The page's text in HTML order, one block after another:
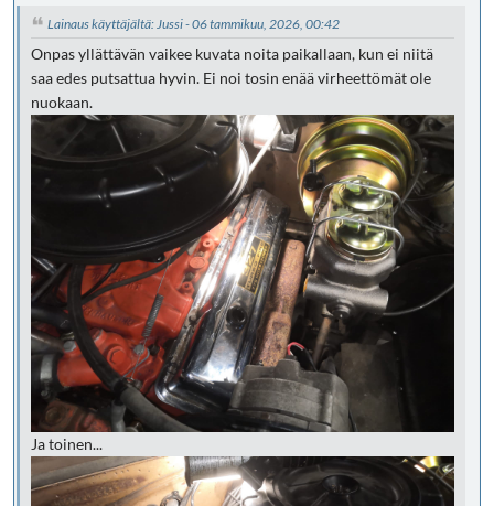
Lainaus käyttäjältä: Jussi - 06 tammikuu, 2026, 00:42
Onpas yllättävän vaikee kuvata noita paikallaan, kun ei niitä
saa edes putsattua hyvin. Ei noi tosin enää virheettömät ole
nuokaan.
Ja toinen...